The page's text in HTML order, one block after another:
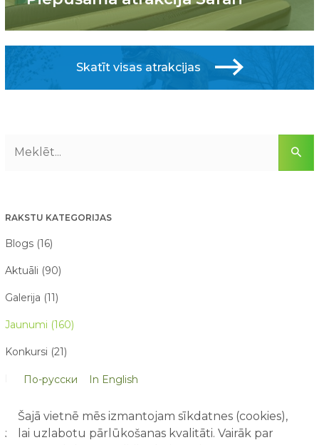
Skatīt visas atrakcijas
RAKSTU KATEGORIJAS
Blogs (16)
Aktuāli (90)
Galerija (11)
Jaunumi (160)
Konkursi (21)
Par mums raksta (21)
JAUNĀKIE RAKSTI
По-русски In English
Šajā vietnē mēs izmantojam sīkdatnes (cookies),
lai uzlabotu pārlūkošanas kvalitāti. Vairāk par